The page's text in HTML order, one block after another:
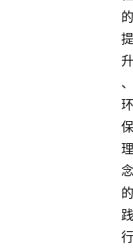
的
提
升
、
环
保
理
念
的
践
行